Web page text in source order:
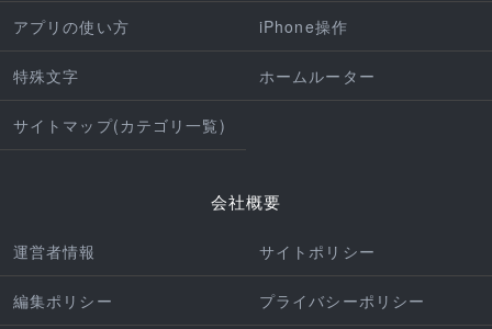
アプリの使い方 iPhone操作
特殊文字 ホームルーター
サイトマップ(カテゴリ一覧)
会社概要
運営者情報 サイトポリシー
編集ポリシー プライバシーポリシー